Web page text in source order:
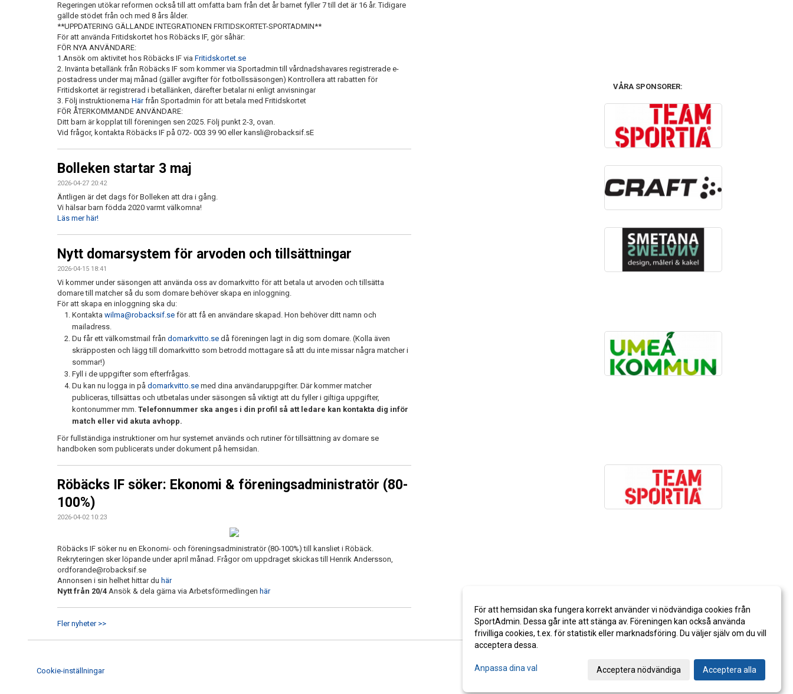
Regeringen utökar reformen också till att omfatta barn från det år barnet fyller 7 till det är 16 år. Tidigare
gällde stödet från och med 8 års ålder.
**UPPDATERING GÄLLANDE INTEGRATIONEN FRITIDSKORTET-SPORTADMIN**
För att använda Fritidskortet hos Röbäcks IF, gör såhär:
FÖR NYA ANVÄNDARE:
1.Ansök om aktivitet hos Röbäcks IF via Fritidskortet.se
2. Invänta betallänk från Röbäcks IF som kommer via Sportadmin till vårdnadshavares registrerade e-
postadress under maj månad (gäller avgifter för fotbollssäsongen) Kontrollera att rabatten för
Fritidskortet är registrerad i betallänken, därefter betalar ni enligt anvisningar
3. Följ instruktionerna Härfrån Sportadmin för att betala med Fritidskortet
FÖR ÅTERKOMMANDE ANVÄNDARE:
Ditt barn är kopplat till föreningen sen 2025. Följ punkt 2-3, ovan.
Vid frågor, kontakta Röbäcks IF på 072- 003 39 90 eller kansli@robacksif.sE
Bolleken startar 3 maj
2026-04-27 20:42
Äntligen är det dags för Bolleken att dra i gång.
Vi hälsar barn födda 2020 varmt välkomna!
Läs mer här!
Nytt domarsystem för arvoden och tillsättningar
2026-04-15 18:41
Vi kommer under säsongen att använda oss av domarkvitto för att betala ut arvoden och tillsätta
domare till matcher så du som domare behöver skapa en inloggning.
För att skapa en inloggning ska du:
Kontakta wilma@robacksif.se för att få en användare skapad. Hon behöver ditt namn och
mailadress.
Du får ett välkomstmail från domarkvitto.se då föreningen lagt in dig som domare. (Kolla även
skräpposten och lägg till domarkvitto som betrodd mottagare så att du inte missar några matcher i
sommar!)
Fyll i de uppgifter som efterfrågas.
Du kan nu logga in på domarkvitto.se med dina användaruppgifter. Där kommer matcher
publiceras, tillsättas och utbetalas under säsongen så viktigt att du fyller i giltiga uppgifter,
kontonummer mm. Telefonnummer ska anges i din profil så att ledare kan kontakta dig inför
match eller vid akuta avhopp.
För fullständiga instruktioner om hur systemet används och rutiner för tillsättning av domare se
handboken som publicerats under dokument på hemsidan.
Röbäcks IF söker: Ekonomi & föreningsadministratör (80-
100%)
2026-04-02 10:23
Röbäcks IF söker nu en Ekonomi- och föreningsadministratör (80-100%) till kansliet i Röbäck.
Rekryteringen sker löpande under april månad. Frågor om uppdraget skickas till Henrik Andersson,
ordforande@robacksif.se
Annonsen i sin helhet hittar du här
Nytt från 20/4 Ansök & dela gärna via Arbetsförmedlingen här
Fler nyheter >>
VÅRA SPONSORER:
Cookie-inställningar
För att hemsidan ska fungera korrekt använder vi nödvändiga cookies från
SportAdmin. Dessa går inte att stänga av. Föreningen kan också använda
frivilliga cookies, t.ex. för statistik eller marknadsföring. Du väljer själv om du vill
acceptera dessa.
Anpassa dina val Acceptera nödvändiga Acceptera alla